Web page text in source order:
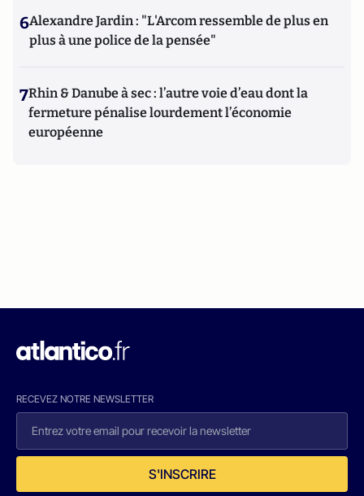
6Alexandre Jardin : "L'Arcom ressemble de plus en
plus à une police de la pensée"
7Rhin & Danube à sec : l’autre voie d’eau dont la
fermeture pénalise lourdement l’économie
européenne
RECEVEZ NOTRE NEWSLETTER
S'INSCRIRE